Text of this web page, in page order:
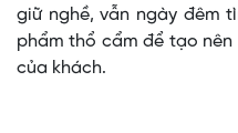
giữ nghề, vẫn ngày đêm
phẩm thổ cẩm để tạo
của khách.